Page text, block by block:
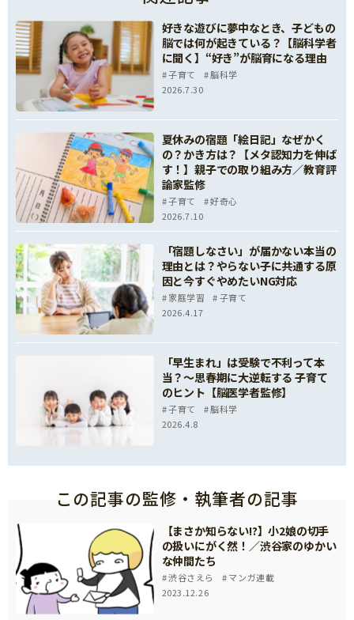
好きな遊びに夢中なとき、子どもの
脳では何が起きている？【脳科学者
に聞く】“好き”が脳育になる理由
子育て
脳科学
2026.7.30
夏休みの宿題「絵日記」なぜかく
の？かき方は？【メタ認知力を伸ば
す！】親子での取り組み方／教育評
論家監修
子育て
好奇心
2026.7.10
「宿題しなさい」が届かない本当の
理由とは？やらない子に共通する原
因と今すぐやめたいNG対応
家庭学習
子育て
2026.4.17
「早生まれ」は受験で不利って本
当？～思春期に大逆転する 子育て
のヒント【脳医学者監修】
子育て
脳科学
2026.4.8
この記事の監修・執筆者の記事
【まさか知らない!?】小2娘の切手
の扱いにがく然！／渋谷家のゆかい
な仲間たち
渋谷さえら
マンガ連載
2023.12.26